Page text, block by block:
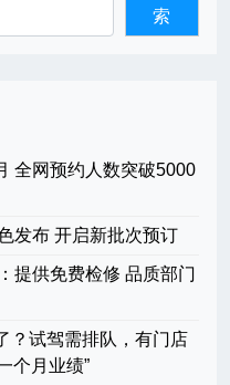
索
全网预约人数突破5000
发布 开启新批次预订
提供免费检修 品质部门
？试驾需排队，有门店
个月业绩”